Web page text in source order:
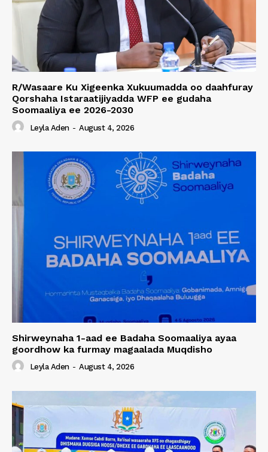
R/Wasaare Ku Xigeenka Xukuumadda oo daahfuray
Qorshaha Istaraatijiyadda WFP ee gudaha
Soomaaliya ee 2026-2030
Leyla Aden - August 4, 2026
Shirweynaha 1-aad ee Badaha Soomaaliya ayaa
goordhow ka furmay magaalada Muqdisho
Leyla Aden - August 4, 2026